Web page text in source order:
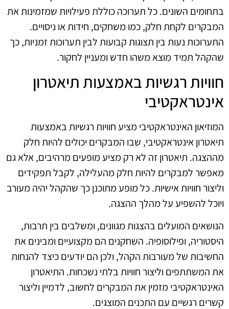
בתחומים השונים. כל תערוכה כוללת פעילויות שמזמינות את
המבקרים לקחת חלק, כמו משחקים, חידות או ניסויים.
התערוכות נעות בין תצוגות קבועות לבין תערוכות זמניות, כך
שהקהל תמיד מוצא משהו חדש ומעניין לחקור.
חוויות רגשיות באמצעות תיאטרון
אינטראקטיבי
המוזיאון האינטראקטיבי מציע חוויות רגשיות באמצעות
תיאטרון אינטראקטיבי, שבו המבקרים יכולים להיות חלק
מההצגה. תיאטרון זה לא רק מציע מופעים מרהיבים, אלא גם
מאפשר למבקרים להיות חלק מהעלילה, לקבל תפקידים
וליצור חוויות אישיות. כל מופע מתוכנן כך שהקהל יהיה מעורב
ויוכל להשפיע על מהלך ההצגה.
הנושאים המועלים בהצגות מגוונים, ומשלבים בין תרבות,
היסטוריה, ופילוסופיה. השחקנים הם מקצועיים ומבינים את
החשיבות של מעורבות הקהל, ולכן הם יודעים כיצד להנחות
את המשתתפים וליצור חוויות בלתי נשכחות. התיאטרון
האינטראקטיבי מזמין את המבקרים לחשוב, לדמיין וליצור
קשרים רגשיים עם התכנים המוצגים.